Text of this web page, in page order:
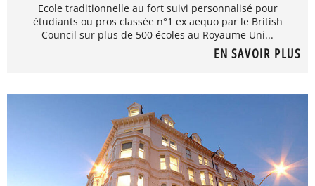
Ecole traditionnelle au fort suivi personnalisé pour
étudiants ou pros classée n°1 ex aequo par le British
Council sur plus de 500 écoles au Royaume Uni...
EN SAVOIR PLUS